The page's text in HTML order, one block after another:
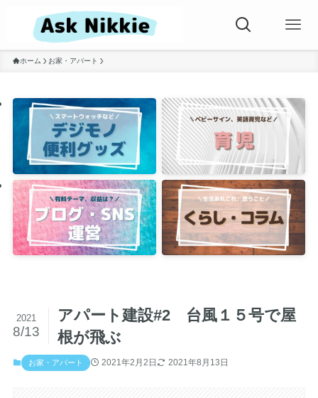
ホーム お家・アパート
アパート建設#2 台風１５号で屋
根が飛ぶ
2021
8/13
お家・アパート 2021年2月2日 2021年8月13日